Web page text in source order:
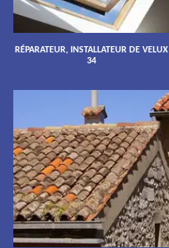
RÉPARATEUR, INSTALLATEUR DE VELUX
34